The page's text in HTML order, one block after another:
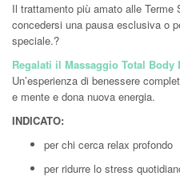
Il trattamento più amato alle Terme
concedersi una pausa esclusiva o
speciale.?
Regalati il Massaggio Total Body
Un’esperienza di benessere
e mente e dona nuova energia.
INDICATO:
per chi cerca relax profondo
per ridurre lo stress